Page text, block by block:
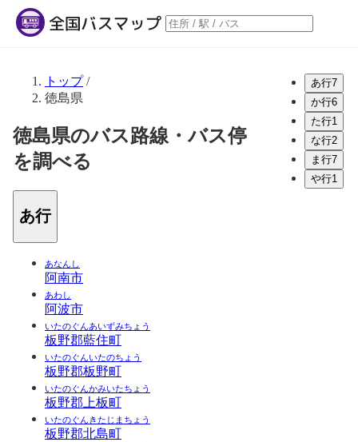
トップ/
徳島県
徳島県のバス路線・バス停
を調べる
あ行
あなんし
阿南市
あわし
阿波市
いたのぐんあいずみちょう
板野郡藍住町
いたのぐんいたのちょう
板野郡板野町
いたのぐんかみいたちょう
板野郡上板町
いたのぐんきたじまちょう
板野郡北島町
あ行7
か行6
た行1
な行2
ま行7
や行1